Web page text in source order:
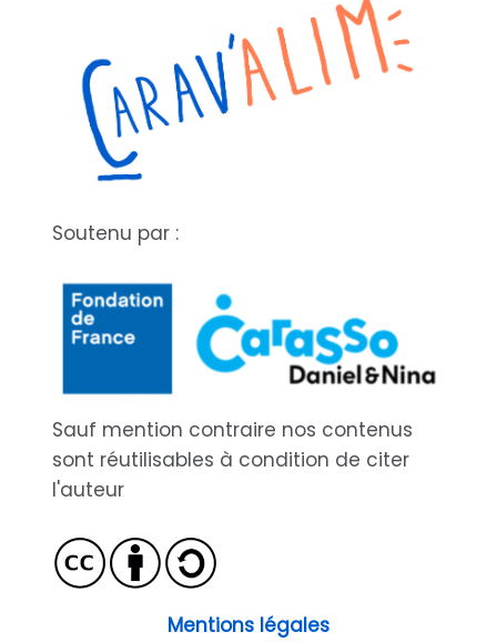
Soutenu par :
Sauf mention contraire nos contenus
sont réutilisables à condition de citer
l'auteur
Mentions légales